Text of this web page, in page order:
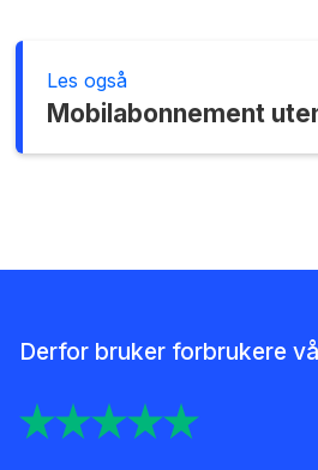
Les også
Mobilabonnement
Derfor bruker forbrukere